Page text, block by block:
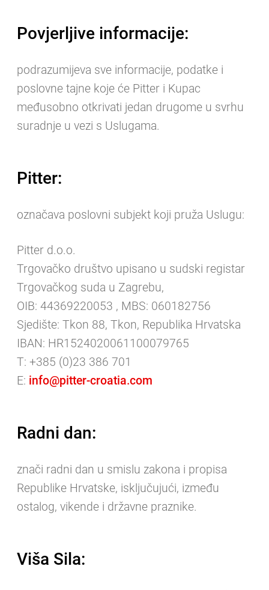
Povjerljive informacije:
podrazumijeva sve informacije, podatke i
poslovne tajne koje će Pitter i Kupac
međusobno otkrivati jedan drugome u svrhu
suradnje u vezi s Uslugama.
Pitter:
označava poslovni subjekt koji pruža Uslugu:
Pitter d.o.o.
Trgovačko društvo upisano u sudski registar
Trgovačkog suda u Zagrebu,
OIB: 44369220053 , MBS: 060182756
Sjedište: Tkon 88, Tkon, Republika Hrvatska
IBAN: HR1524020061100079765
T: +385 (0)23 386 701
E: info@pitter-croatia.com
Radni dan:
znači radni dan u smislu zakona i propisa
Republike Hrvatske, isključujući, između
ostalog, vikende i državne praznike.
Viša Sila: